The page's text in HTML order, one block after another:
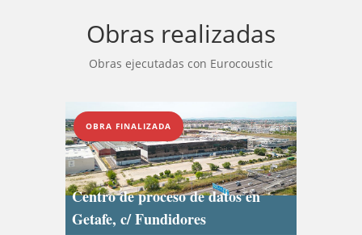
Obras realizadas
Obras ejecutadas con Eurocoustic
OBRA FINALIZADA
Centro de proceso de datos en
Getafe, c/ Fundidores